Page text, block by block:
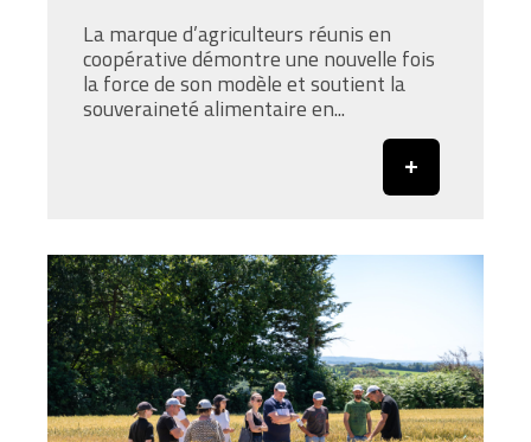
La marque d’agriculteurs réunis en
coopérative démontre une nouvelle fois
la force de son modèle et soutient la
souveraineté alimentaire en...